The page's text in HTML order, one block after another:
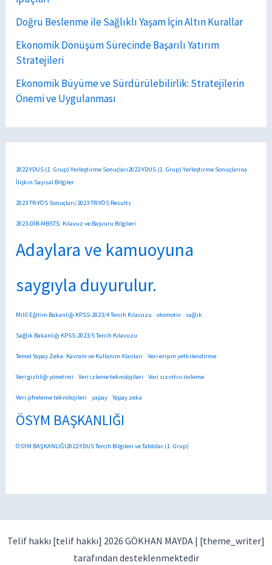
Doğru Beslenme ile Sağlıklı Yaşam İçin Altın Kurallar
Ekonomik Dönüşüm Sürecinde Başarılı Yatırım
Stratejileri
Ekonomik Büyüme ve Sürdürülebilirlik: Stratejilerin
Önemi ve Uygulanması
2022-YDUS (1. Grup) Yerleştirme Sonuçları2022-YDUS (1. Grup) Yerleştirme Sonuçlarına
İlişkin Sayısal Bilgiler
2023 TR-YÖS Sonuçları/2023 TR-YÖS Results
2023-DİB-MBSTS: Kılavuz ve Başvuru Bilgileri
Adaylara ve kamuoyuna
saygıyla duyurulur.
Millî Eğitim Bakanlığı KPSS-2023/4 Tercih Kılavuzu otomotiv sağlık
Sağlık Bakanlığı KPSS-2023/5 Tercih Kılavuzu
Temel Yapay Zeka: Kavram ve Kullanım Alanları Veri erişim yetkilendirme
Veri gizliliği yönetimi Veri izleme teknolojileri Veri sızıntısı önleme
Veri şifreleme teknolojileri yapay Yapay zeka
ÖSYM BAŞKANLIĞI
ÖSYM BAŞKANLIĞI2022-YDUS Tercih Bilgileri ve Tablolar (1. Grup)
Telif hakkı [telif hakkı] 2026 GÖKHAN MAYDA | [theme_writer]
tarafından desteklenmektedir